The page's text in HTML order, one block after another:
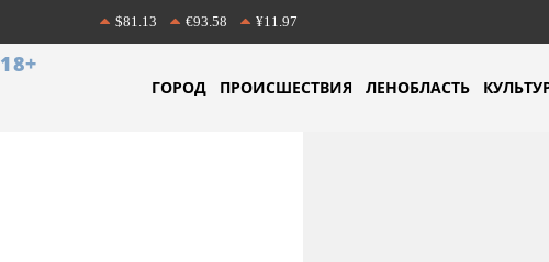
$81.13 €93.58 ¥11.97
18+
ГОРОД ПРОИСШЕСТВИЯ ЛЕНОБЛАСТЬ